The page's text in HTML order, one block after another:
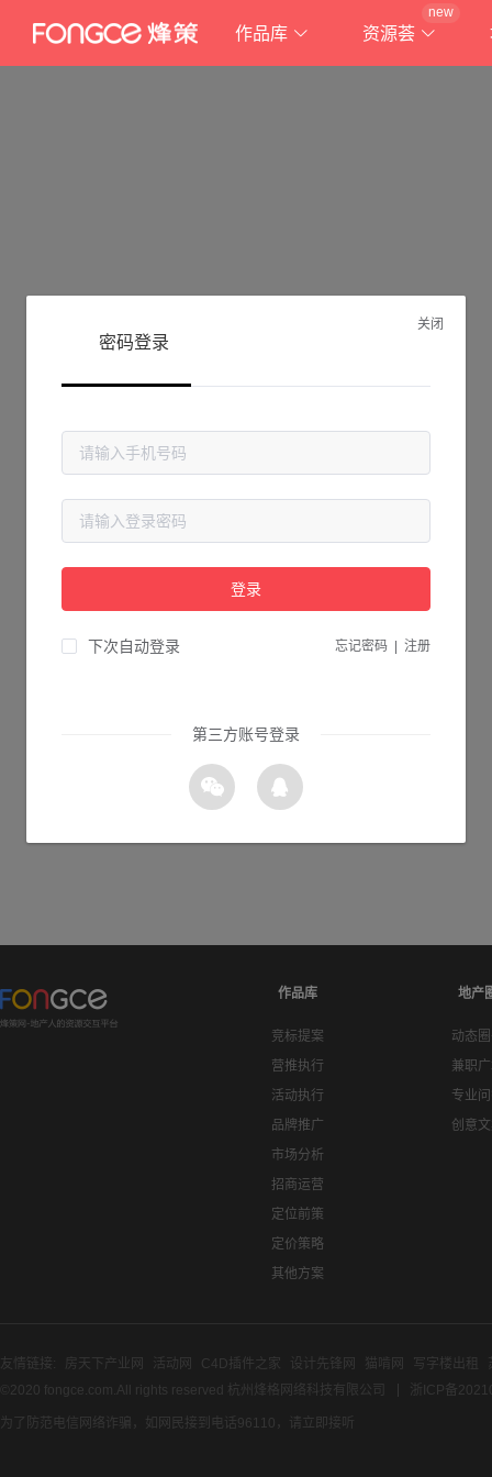
作品库 资源荟
new
抱歉!
请检查您输入的网址是否正确，或点击下面的按钮返回首页。
作品库
竞标提案
营推执行
活动执行
品牌推广
市场分析
招商运营
定位前策
定价策略
其他方案
地产
动态
兼职
专业
创意
友情链接: 房天下产业网 活动网 C4D插件之家 设计先锋网 猫啃网 写字楼出租
©2020 fongce.com.All rights reserved 杭州烽格网络科技有限公司
浙ICP备
为了防范电信网络诈骗，如网民接到电话96110，请立即接听
关闭
密码登录
登录
下次自动登录 忘记密码 注册
第三方账号登录